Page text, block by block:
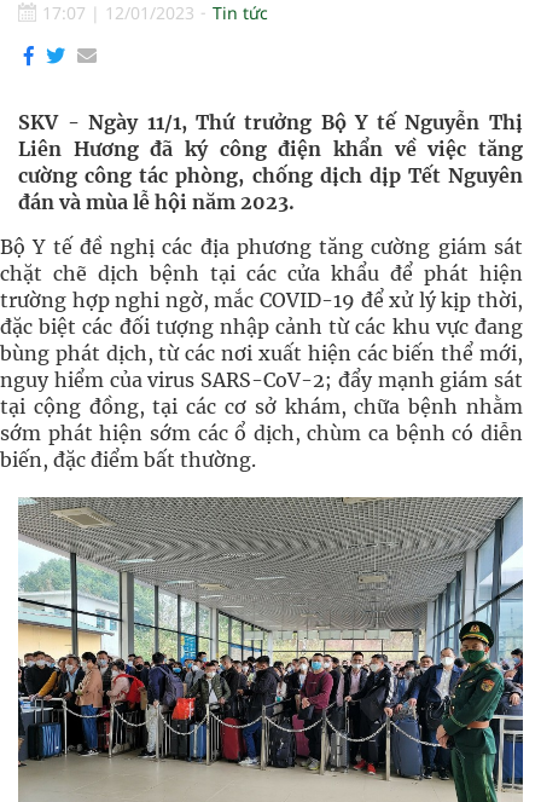
17:07 | 12/01/2023 Tin tức
SKV - Ngày 11/1, Thứ trưởng Bộ Y tế Nguyễn Thị
Liên Hương đã ký công điện khẩn về việc tăng
cường công tác phòng, chống dịch dịp Tết Nguyên
đán và mùa lễ hội năm 2023.
Bộ Y tế đề nghị các địa phương tăng cường giám sát
chặt chẽ dịch bệnh tại các cửa khẩu để phát hiện
trường hợp nghi ngờ, mắc COVID-19 để xử lý kịp thời,
đặc biệt các đối tượng nhập cảnh từ các khu vực đang
bùng phát dịch, từ các nơi xuất hiện các biến thể mới,
nguy hiểm của virus SARS-CoV-2; đẩy mạnh giám sát
tại cộng đồng, tại các cơ sở khám, chữa bệnh nhằm
sớm phát hiện sớm các ổ dịch, chùm ca bệnh có diễn
biến, đặc điểm bất thường.